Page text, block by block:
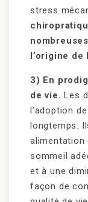
stress
l’origine de
3) En
de vie. Les
l’adoption
longtemps.
alimentation
sommeil
et à une
façon de